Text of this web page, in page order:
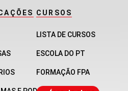
CURSOS
LISTA DE CURSOS
ESCOLA DO PT
FORMAÇÃO FPA